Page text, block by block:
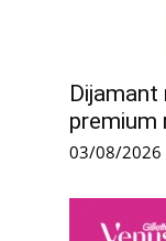
Dijamant
premium
03/08/2026